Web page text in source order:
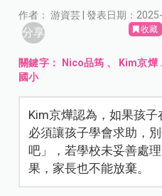
作者： 游資芸 | 發表日期：
分享 收藏
關鍵字： Nico品筠 、 Kim京燁
國小
Kim京燁認為，如果孩子
必須讓孩子學會求助，
吧」，若學校未妥善處
果，家長也不能放棄。